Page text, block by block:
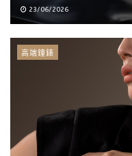
23/06/2026
高端鐘錶